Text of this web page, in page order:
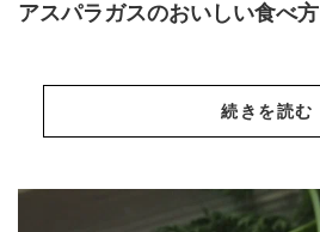
アスパラガスのおいしい食べ方
続きを読む